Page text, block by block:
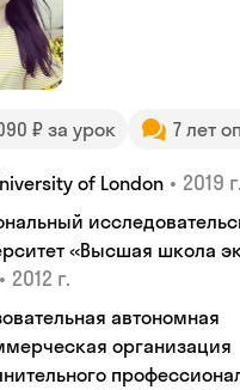
₽ за урок 7 лет
of London • 2019 г.
«Высшая школа
• 2012 г.
автономная
организация